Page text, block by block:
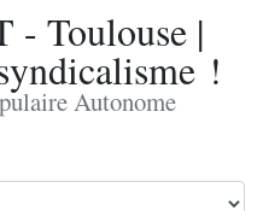
- Toulouse |
!
Autonome